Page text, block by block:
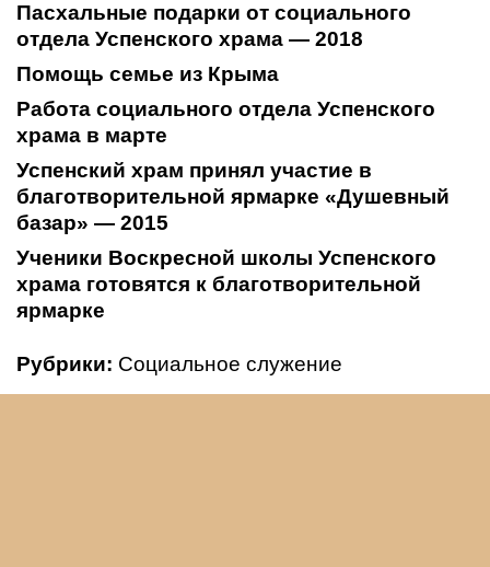
Пасхальные подарки от социального
отдела Успенского храма — 2018
Помощь семье из Крыма
Работа социального отдела Успенского
храма в марте
Успенский храм принял участие в
благотворительной ярмарке «Душевный
базар» — 2015
Ученики Воскресной школы Успенского
храма готовятся к благотворительной
ярмарке
Рубрики: Социальное служение